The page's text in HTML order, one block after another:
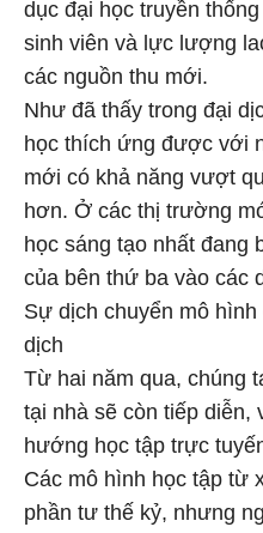
dục đại học truyền
sinh viên và lực lượng
các nguồn thu mới.
Như đã thấy trong đại
học thích ứng được với
mới có khả năng vượt
hơn. Ở các thị trường
học sáng tạo nhất đang
của bên thứ ba vào các
Sự dịch chuyển mô
dịch
Từ hai năm qua, chúng
tại nhà sẽ còn tiếp diễn,
hướng học tập trực
Các mô hình học tập từ
phần tư thế kỷ, nhưng